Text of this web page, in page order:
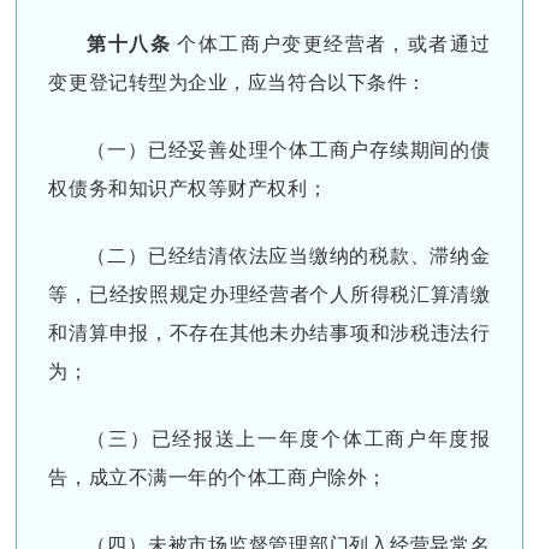
第十八条 个体工商户变更经营者，或者通过
变更登记转型为企业，应当符合以下条件：
（一）已经妥善处理个体工商户存续期间的债
权债务和知识产权等财产权利；
（二）已经结清依法应当缴纳的税款、滞纳金
等，已经按照规定办理经营者个人所得税汇算清缴
和清算申报，不存在其他未办结事项和涉税违法行
为；
（三）已经报送上一年度个体工商户年度报
告，成立不满一年的个体工商户除外；
（四）未被市场监督管理部门列入经营异常名